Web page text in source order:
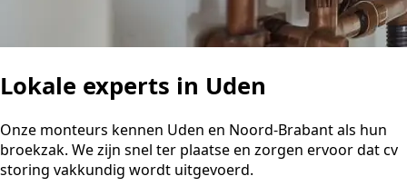
Lokale experts in Uden
Onze monteurs kennen Uden en Noord-Brabant als hun
broekzak. We zijn snel ter plaatse en zorgen ervoor dat cv
storing vakkundig wordt uitgevoerd.